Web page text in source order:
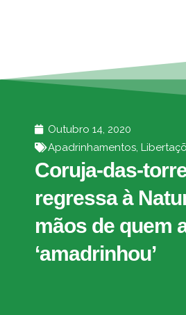
Outubro 14, 2020
Apadrinhamentos,
Coruja-das-
regressa à
mãos de quem
‘amadrinhou’